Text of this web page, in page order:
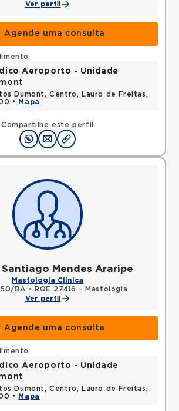
Ver perfil
Agende uma consulta
Compartilhe este perfil
Aeroporto - Unidade
Dumont, Centro, Lauro de Freitas,
•
Mapa
Santiago Mendes Araripe
Mastologia Clínica
BA •
RQE 27416 - Mastologia
Ver perfil
Agende uma consulta
Aeroporto - Unidade
Dumont, Centro, Lauro de Freitas,
•
Mapa